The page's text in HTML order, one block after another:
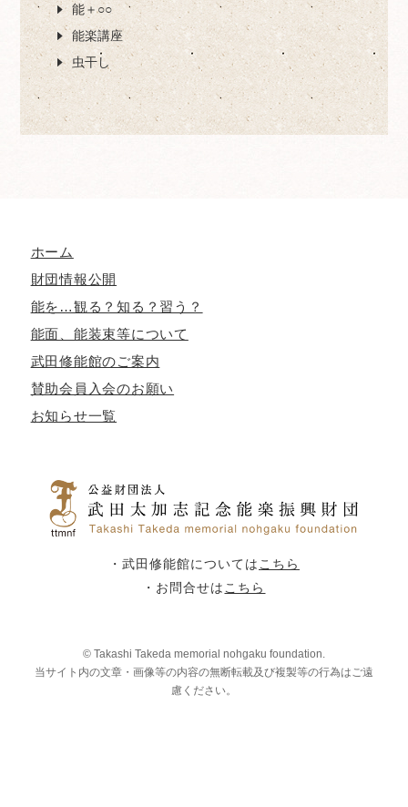
能＋○○
能楽講座
虫干し
ホーム
財団情報公開
能を…観る？知る？習う？
能面、能装束等について
武田修能館のご案内
賛助会員入会のお願い
お知らせ一覧
・武田修能館についてはこちら
・お問合せはこちら
© Takashi Takeda memorial nohgaku foundation.
当サイト内の文章・画像等の内容の無断転載及び複製等の行為はご遠
慮ください。